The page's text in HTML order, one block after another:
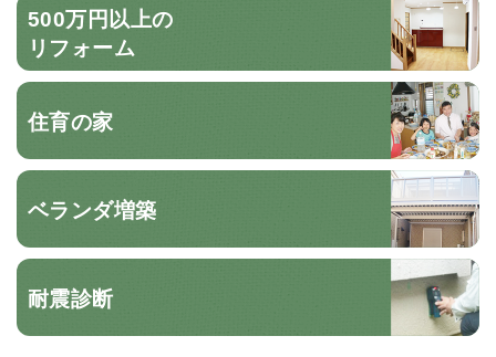
500万円以上の
リフォーム
住育の家
ベランダ増築
耐震診断